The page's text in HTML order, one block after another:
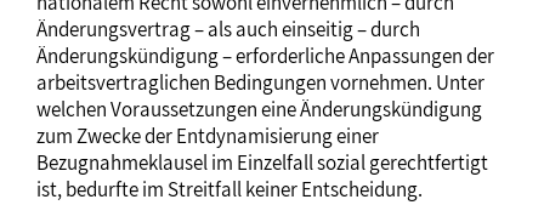
Änderungsvertrag – als auch einseitig – durch
Änderungskündigung – erforderliche Anpassungen der
arbeitsvertraglichen Bedingungen vornehmen. Unter
welchen Voraussetzungen eine Änderungskündigung
zum Zwecke der Entdynamisierung einer
Bezugnahmeklausel im Einzelfall sozial gerechtfertigt
ist, bedurfte im Streitfall keiner Entscheidung.